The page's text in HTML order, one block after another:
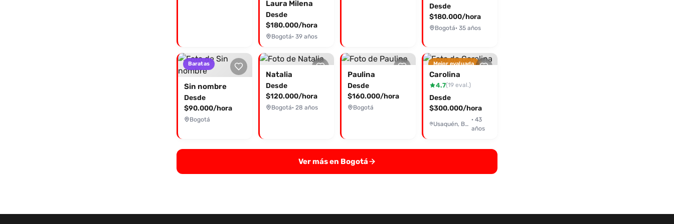
Laura Milena
Desde
$180.000/hora
Bogotá· 39 años
Desde
$180.000/hora
Bogotá· 35 años
Baratas
Sin nombre
Desde
$90.000/hora
Bogotá
Natalia
Desde
$120.000/hora
Bogotá· 28 años
Paulina
Desde
$160.000/hora
Bogotá
Mejor evaluada
Carolina
4.7(19 eval.)
Desde
$300.000/hora
Usaquén, Bogotá
· 43
años
Ver más en Bogotá